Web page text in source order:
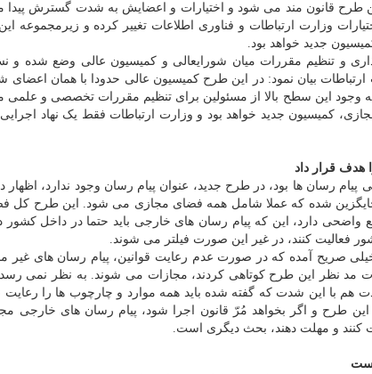
طرح قانون مند می شود و اختیارات و اعضایش به شدت گسترش پیدا
وزارت ارتباطات و فناوری اطلاعات تغییر کرده و زیرمجموعه
جدید خواهد بود.
و تنظیم مقررات میان شورایعالی و کمیسیون عالی وضع شده و
بیان نمود: در این طرح کمیسیون عالی حدودا با همان اعضای
وجود این سطح بالا از مسئولین برای تنظیم مقررات تخصصی و
کمیسیون جدید خواهد بود و وزارت ارتباطات فقط یک نهاد
هدف قرار داد
رسان ها بود، در طرح جدید، عنوان پیام رسان وجود ندارد،
جایگزین شده که عملا شامل همه فضای مجازی می شود. این طرح کل
دارد، این که پیام رسان های خارجی باید حتما در داخل کشور
فعالیت کنند، در غیر این صورت فیلتر می شوند.
صریح آمده که در صورت عدم رعایت قوانین، پیام رسان های غیر
مد نظر این طرح کوتاهی کردند، مجازات می شوند. به نظر نمی رسد
هم با این شدت که گفته شده باید همه موارد و چارچوب ها را
این طرح و اگر بخواهد مُرّ قانون اجرا شود، پیام رسان های خارجی
کنند و مهلت دهند، بحث دیگری است.